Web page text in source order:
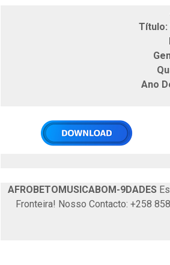
Título:
Ano
AFROBETOMUSICABOM-9DADES
Fronteira! Nosso Contacto: +258